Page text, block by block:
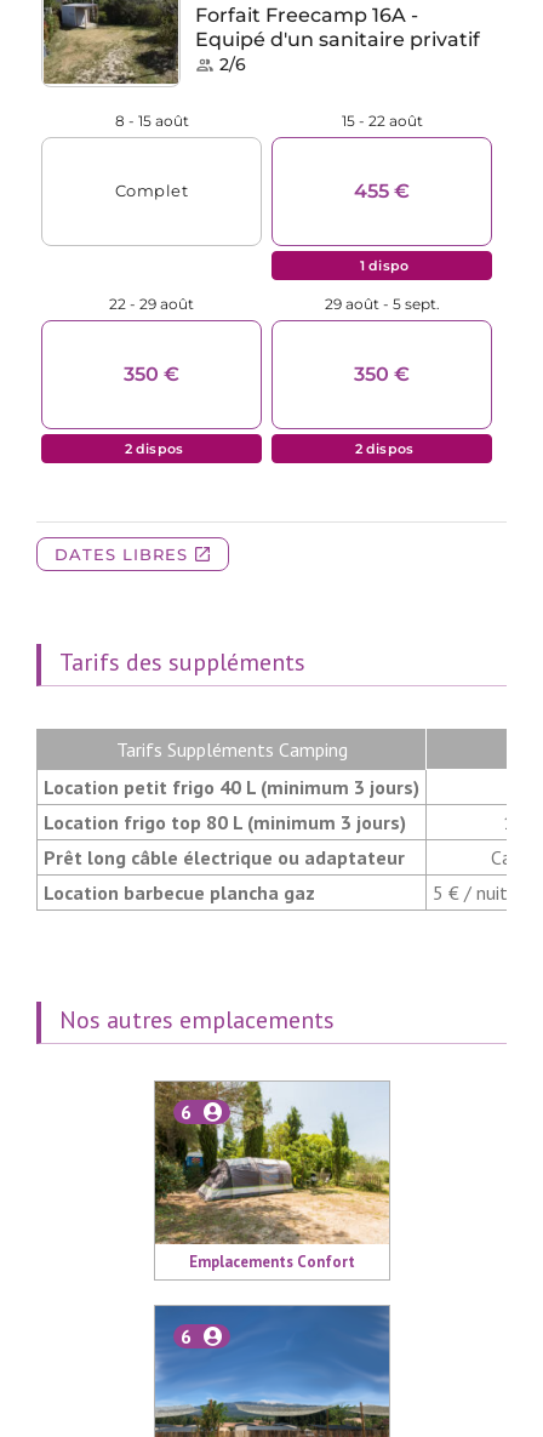
Tarifs des suppléments
Tarifs Suppléments Camping
Location petit frigo 40 L (minimum 3 jours)
Location frigo top 80 L (minimum 3 jours)
10
Prêt long câble électrique ou adaptateur
Location barbecue plancha gaz
5 € / nuitée
Nos autres emplacements
Emplacements Confort
6
6